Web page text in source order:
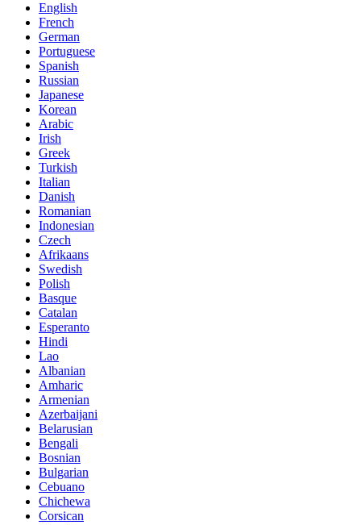
English
French
German
Portuguese
Spanish
Russian
Japanese
Korean
Arabic
Irish
Greek
Turkish
Italian
Danish
Romanian
Indonesian
Czech
Afrikaans
Swedish
Polish
Basque
Catalan
Esperanto
Hindi
Lao
Albanian
Amharic
Armenian
Azerbaijani
Belarusian
Bengali
Bosnian
Bulgarian
Cebuano
Chichewa
Corsican